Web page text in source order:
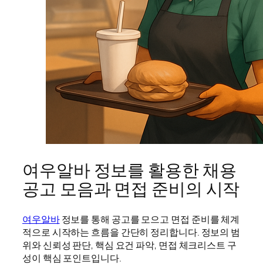
여우알바 정보를 활용한 채용
공고 모음과 면접 준비의 시작
여우알바정보를 통해 공고를 모으고 면접 준비를 체계
적으로 시작하는 흐름을 간단히 정리합니다. 정보의 범
위와 신뢰성 판단, 핵심 요건 파악, 면접 체크리스트 구
성이 핵심 포인트입니다.